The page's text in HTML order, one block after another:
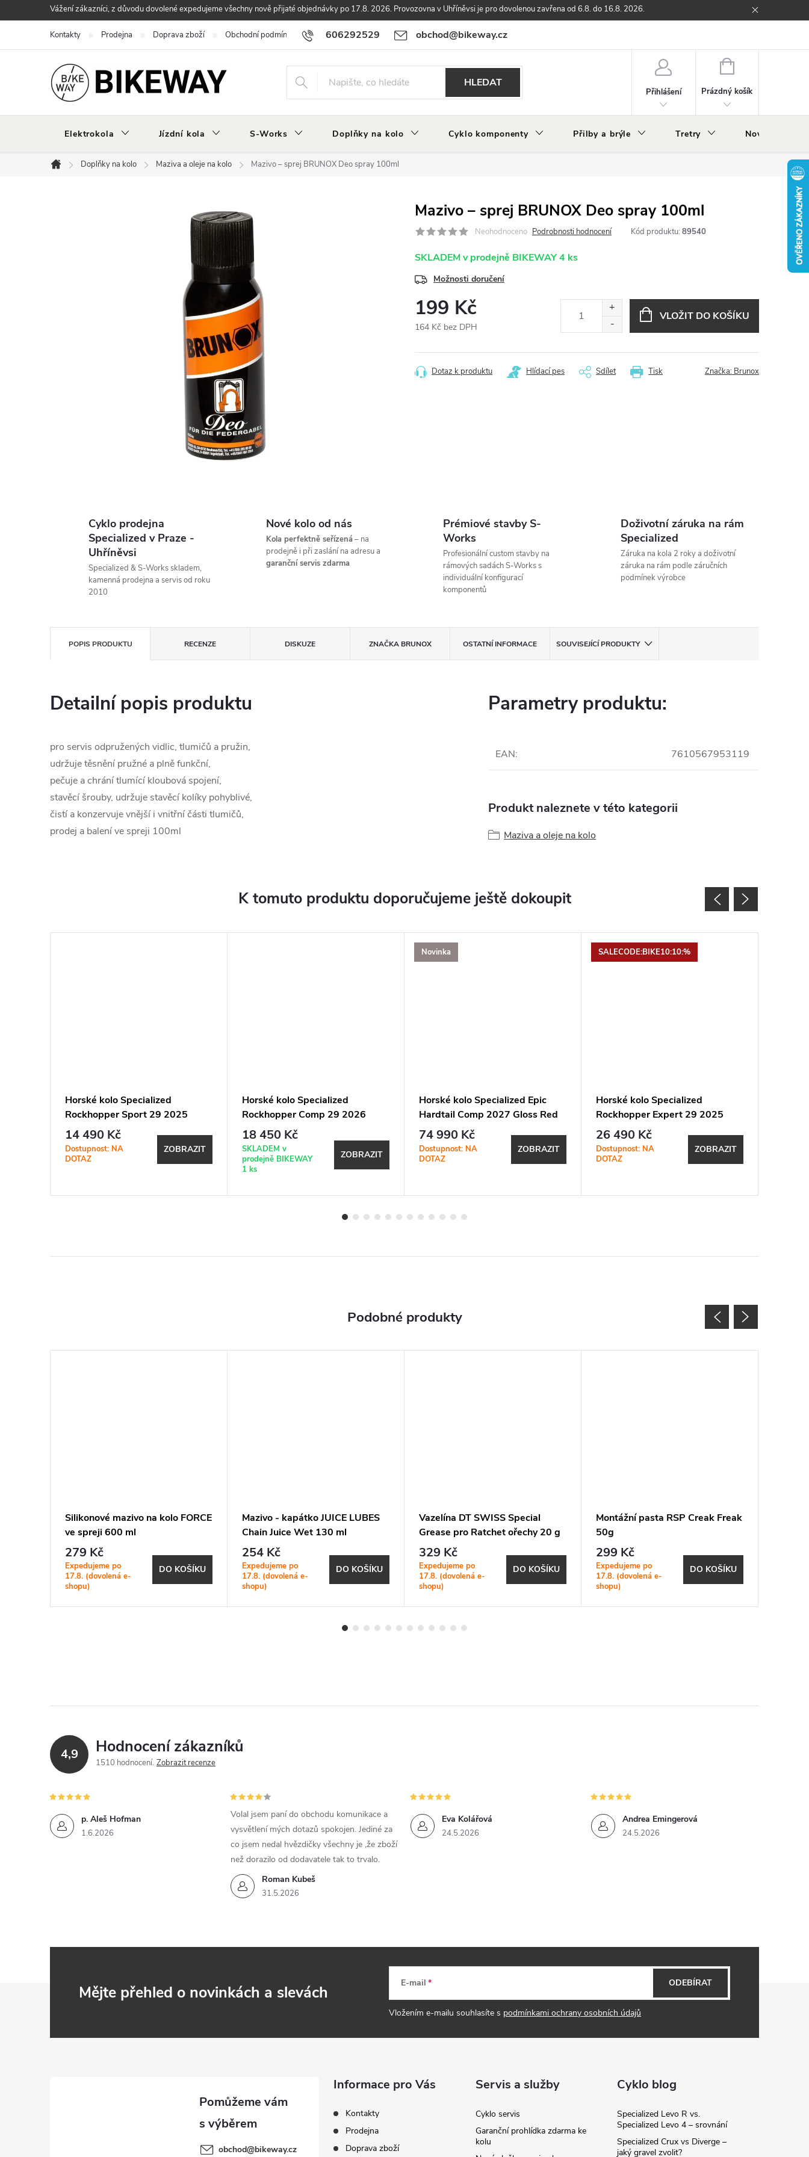
na
Vážení zákazníci, z důvodu dovolené expedujeme všechny nově přijaté objednávky po 17.8. 2026. Provozovna v Uhříněvsi je pro dovolenou zavřena od 6.8. do 16.8. 2026.
606292529 obchod@bikeway.cz
Kontakty Prodejna Doprava zboží Obchodní podmínky Podmínky ochrany osobních údajů Vrácení a reklamace zboží
HLEDAT
Přihlášení
NÁKUPNÍ
Prázdný košík
Elektrokola Jízdní kola S-Works Doplňky na kolo Cyklo komponenty Přilby a brýle Tretry Nově v
Domů
Doplňky na kolo Maziva a oleje na kolo Mazivo – sprej BRUNOX Deo spray 100ml
Mazivo – sprej BRUNOX Deo spray 100ml
Neohodnoceno Podrobnosti hodnocení Kód produktu: 89540
SKLADEM v prodejně BIKEWAY4 ks
Možnosti doručení
199 Kč
164 Kč bez DPH
cena:
VLOŽIT DO KOŠÍKU
Tisk
Dotaz k produktu Hlídací pes Sdílet Značka: Brunox
Cyklo prodejna
Specialized v Praze -
Uhříněvsi
Specialized & S-Works skladem,
kamenná prodejna a servis od roku
2010
Nové kolo od nás
Kola perfektně seřízená– na
prodejně i při zaslání na adresu a
garanční servis zdarma
Prémiové stavby S-
Works
Profesionální custom stavby na
rámových sadách S-Works s
individuální konfigurací
komponentů
Doživotní záruka na rám
Specialized
Záruka na kola 2 roky a doživotní
záruka na rám podle záručních
podmínek výrobce
POPIS PRODUKTU RECENZE DISKUZE ZNAČKABRUNOX OSTATNÍ INFORMACE SOUVISEJÍCÍ PRODUKTY
Detailní popis produktu
pro servis odpružených vidlic, tlumičů a pružin,
udržuje těsnění pružné a plně funkční,
pečuje a chrání tlumící kloubová spojení,
stavěcí šrouby, udržuje stavěcí kolíky pohyblivé,
čistí a konzervuje vnější i vnitřní části tlumičů,
prodej a balení ve spreji 100ml
Parametry produktu:
EAN: 7610567953119
Produkt naleznete v této kategorii
Maziva a oleje na kolo
K tomuto produktu doporučujeme ještě dokoupit
Horské kolo Specialized
Rockhopper Sport 29 2025
Satin Black Liquid Metal / White
14 490 Kč
Dostupnost: NA
DOTAZ
ZOBRAZIT
Horské kolo Specialized
Rockhopper Comp 29 2026
Satin Nebula Metallic / Dolomite
Metallic
18 450 Kč
SKLADEM v
prodejně BIKEWAY
1 ks
ZOBRAZIT
Novinka
Horské kolo Specialized Epic
Hardtail Comp 2027 Gloss Red
Tint / Ruby Metallic
74 990 Kč
Dostupnost: NA
DOTAZ
ZOBRAZIT
SALECODE:BIKE10:10:%
Horské kolo Specialized
Rockhopper Expert 29 2025
Gloss Silver Dust / Satin Burnt
Gold Metallic
26 490 Kč
Dostupnost: NA
DOTAZ
ZOBRAZIT
Silikonové mazivo na kolo FORCE
ve spreji 600 ml
279 Kč
Expedujeme po
17.8. (dovolená e-
shopu)
DO KOŠÍKU
Mazivo - kapátko JUICE LUBES
Chain Juice Wet 130 ml
254 Kč
Expedujeme po
17.8. (dovolená e-
shopu)
DO KOŠÍKU
Vazelína DT SWISS Special
Grease pro Ratchet ořechy 20 g
329 Kč
Expedujeme po
17.8. (dovolená e-
shopu)
DO KOŠÍKU
Montážní pasta RSP Creak Freak
50g
299 Kč
Expedujeme po
17.8. (dovolená e-
shopu)
DO KOŠÍKU
4,9 Hodnocení zákazníků
1510 hodnocení Zobrazit recenze
p. Aleš Hofman
1.6.2026
Roman Kubeš
31.5.2026
Volal jsem paní do obchodu komunikace a
vysvětlení mých dotazů spokojen. Jediné za
co jsem nedal hvězdičky všechny je ,že zboží
než dorazilo od dodavatele tak to trvalo.
Eva Kolářová
24.5.2026
Andrea Emingerová
24.5.2026
Mějte přehled o novinkách a slevách E-mail
Vložením e-mailu souhlasíte s podmínkami ochrany osobních údajů
ODEBÍRAT
obchod@bikeway.cz
Informace pro Vás
Kontakty
Prodejna
Doprava zboží
Servis a služby
Cyklo servis
Garanční prohlídka zdarma ke
kolu
Cyklo blog
Specialized Levo R vs.
Specialized Levo 4 – srovnání
Specialized Crux vs Diverge –
jaký gravel zvolit?